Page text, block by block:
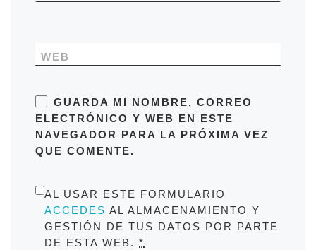
WEB
GUARDA MI NOMBRE, CORREO
ELECTRÓNICO Y WEB EN ESTE
NAVEGADOR PARA LA PRÓXIMA VEZ
QUE COMENTE.
AL USAR ESTE FORMULARIO
ACCEDES AL ALMACENAMIENTO Y
GESTIÓN DE TUS DATOS POR PARTE
DE ESTA WEB. *